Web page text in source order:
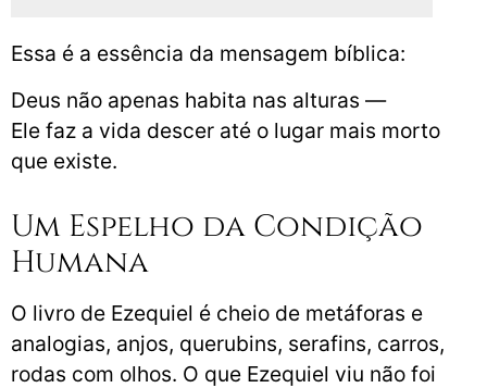
Essa é a essência da mensagem bíblica:
Deus não apenas habita nas alturas —
Ele faz a vida descer até o lugar mais morto
que existe.
Um Espelho da Condição
Humana
O livro de Ezequiel é cheio de metáforas e
analogias, anjos, querubins, serafins, carros,
rodas com olhos. O que Ezequiel viu não foi